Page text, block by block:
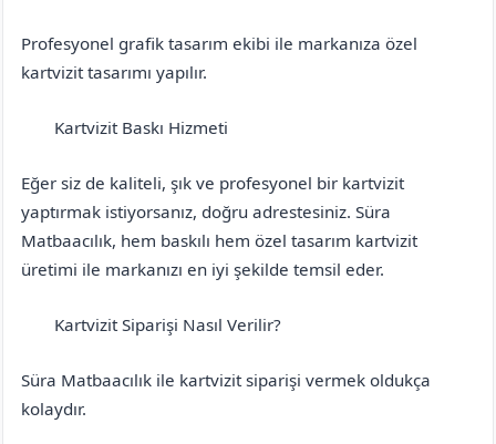
Profesyonel grafik tasarım ekibi ile markanıza özel
kartvizit tasarımı yapılır.
Kartvizit Baskı Hizmeti
Eğer siz de kaliteli, şık ve profesyonel bir kartvizit
yaptırmak istiyorsanız, doğru adrestesiniz. Süra
Matbaacılık, hem baskılı hem özel tasarım kartvizit
üretimi ile markanızı en iyi şekilde temsil eder.
Kartvizit Siparişi Nasıl Verilir?
Süra Matbaacılık ile kartvizit siparişi vermek oldukça
kolaydır.